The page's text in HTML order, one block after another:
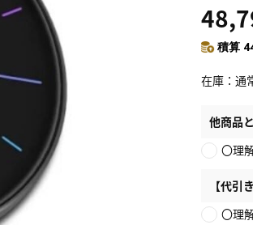
積算
在庫 通
他商品
〇理
【代
〇理